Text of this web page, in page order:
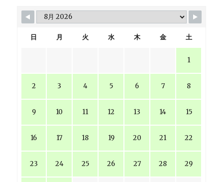
日 月 火 水 木 金 土
1
2 3 4 5 6 7 8
9 10 11 12 13 14 15
16 17 18 19 20 21 22
23 24 25 26 27 28 29